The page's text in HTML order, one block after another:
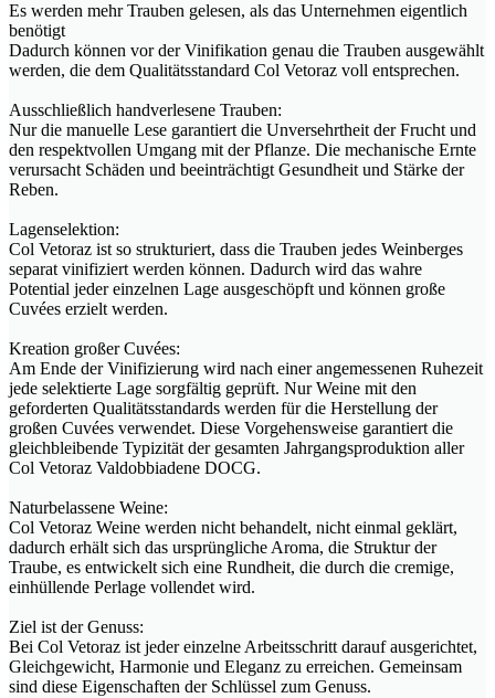
Es werden mehr Trauben gelesen, als das Unternehmen eigentlich
benötigt
Dadurch können vor der Vinifikation genau die Trauben ausgewählt
werden, die dem Qualitätsstandard Col Vetoraz voll entsprechen.
Ausschließlich handverlesene Trauben:
Nur die manuelle Lese garantiert die Unversehrtheit der Frucht und
den respektvollen Umgang mit der Pflanze. Die mechanische Ernte
verursacht Schäden und beeinträchtigt Gesundheit und Stärke der
Reben.
Lagenselektion:
Col Vetoraz ist so strukturiert, dass die Trauben jedes Weinberges
separat vinifiziert werden können. Dadurch wird das wahre
Potential jeder einzelnen Lage ausgeschöpft und können große
Cuvées erzielt werden.
Kreation großer Cuvées:
Am Ende der Vinifizierung wird nach einer angemessenen Ruhezeit
jede selektierte Lage sorgfältig geprüft. Nur Weine mit den
geforderten Qualitätsstandards werden für die Herstellung der
großen Cuvées verwendet. Diese Vorgehensweise garantiert die
gleichbleibende Typizität der gesamten Jahrgangsproduktion aller
Col Vetoraz Valdobbiadene DOCG.
Naturbelassene Weine:
Col Vetoraz Weine werden nicht behandelt, nicht einmal geklärt,
dadurch erhält sich das ursprüngliche Aroma, die Struktur der
Traube, es entwickelt sich eine Rundheit, die durch die cremige,
einhüllende Perlage vollendet wird.
Ziel ist der Genuss:
Bei Col Vetoraz ist jeder einzelne Arbeitsschritt darauf ausgerichtet,
Gleichgewicht, Harmonie und Eleganz zu erreichen. Gemeinsam
sind diese Eigenschaften der Schlüssel zum Genuss.